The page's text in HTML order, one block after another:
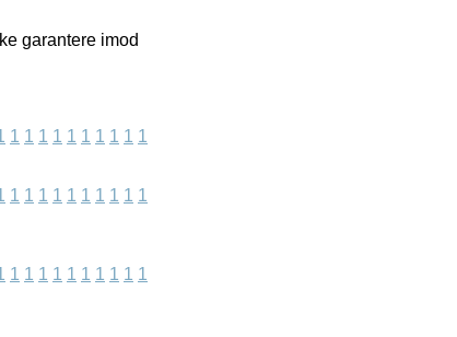
garantere imod
1 1 1 1 1 1 1 1 1 1
1 1 1 1 1 1 1 1 1 1
1 1 1 1 1 1 1 1 1 1